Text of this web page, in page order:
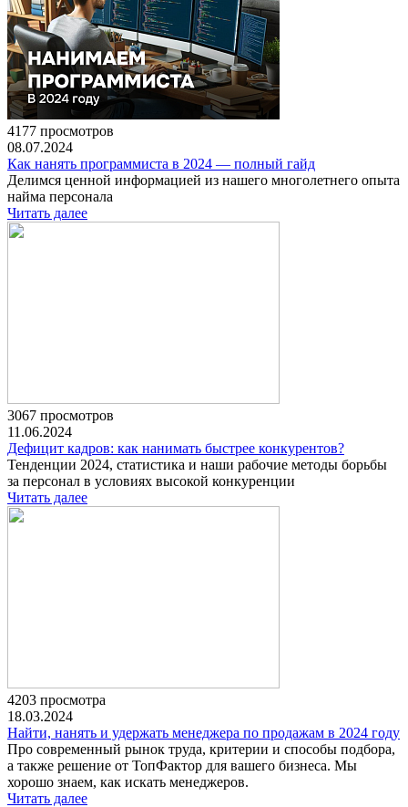
4177 просмотров
08.07.2024
Как нанять программиста в 2024 — полный гайд
Делимся ценной информацией из нашего многолетнего опыта
найма персонала
Читать далее
3067 просмотров
11.06.2024
Дефицит кадров: как нанимать быстрее конкурентов?
Тенденции 2024, статистика и наши рабочие методы борьбы
за персонал в условиях высокой конкуренции
Читать далее
4203 просмотра
18.03.2024
Найти, нанять и удержать менеджера по продажам в 2024 году
Про современный рынок труда, критерии и способы подбора,
а также решение от ТопФактор для вашего бизнеса. Мы
хорошо знаем, как искать менеджеров.
Читать далее